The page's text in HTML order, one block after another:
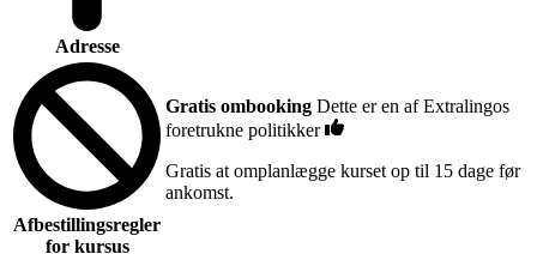
Adresse
Afbestillingsregler
for kursus
Gratis ombooking Dette er en af Extralingos
foretrukne politikker
Gratis at omplanlægge kurset op til 15 dage før
ankomst.